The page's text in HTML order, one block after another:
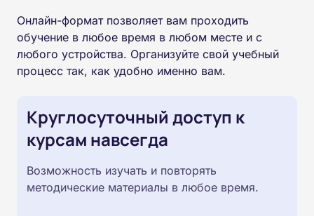
Онлайн-формат позволяет вам проходить
обучение в любое время в любом месте и с
любого устройства. Организуйте свой учебный
процесс так, как удобно именно вам.
Круглосуточный доступ к
курсам навсегда
Возможность изучать и повторять
методические материалы в любое время.